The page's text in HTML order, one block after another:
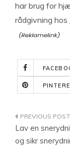
har brug for
rådgivning hos
Lav en
og sikr